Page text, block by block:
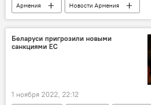
Армения
Новости Армения
Происшествия и инциденты в Ереване
марихуана
наркотики
Беларуси пригрозили новыми
санкциями ЕС
1 ноября 2022, 22:12